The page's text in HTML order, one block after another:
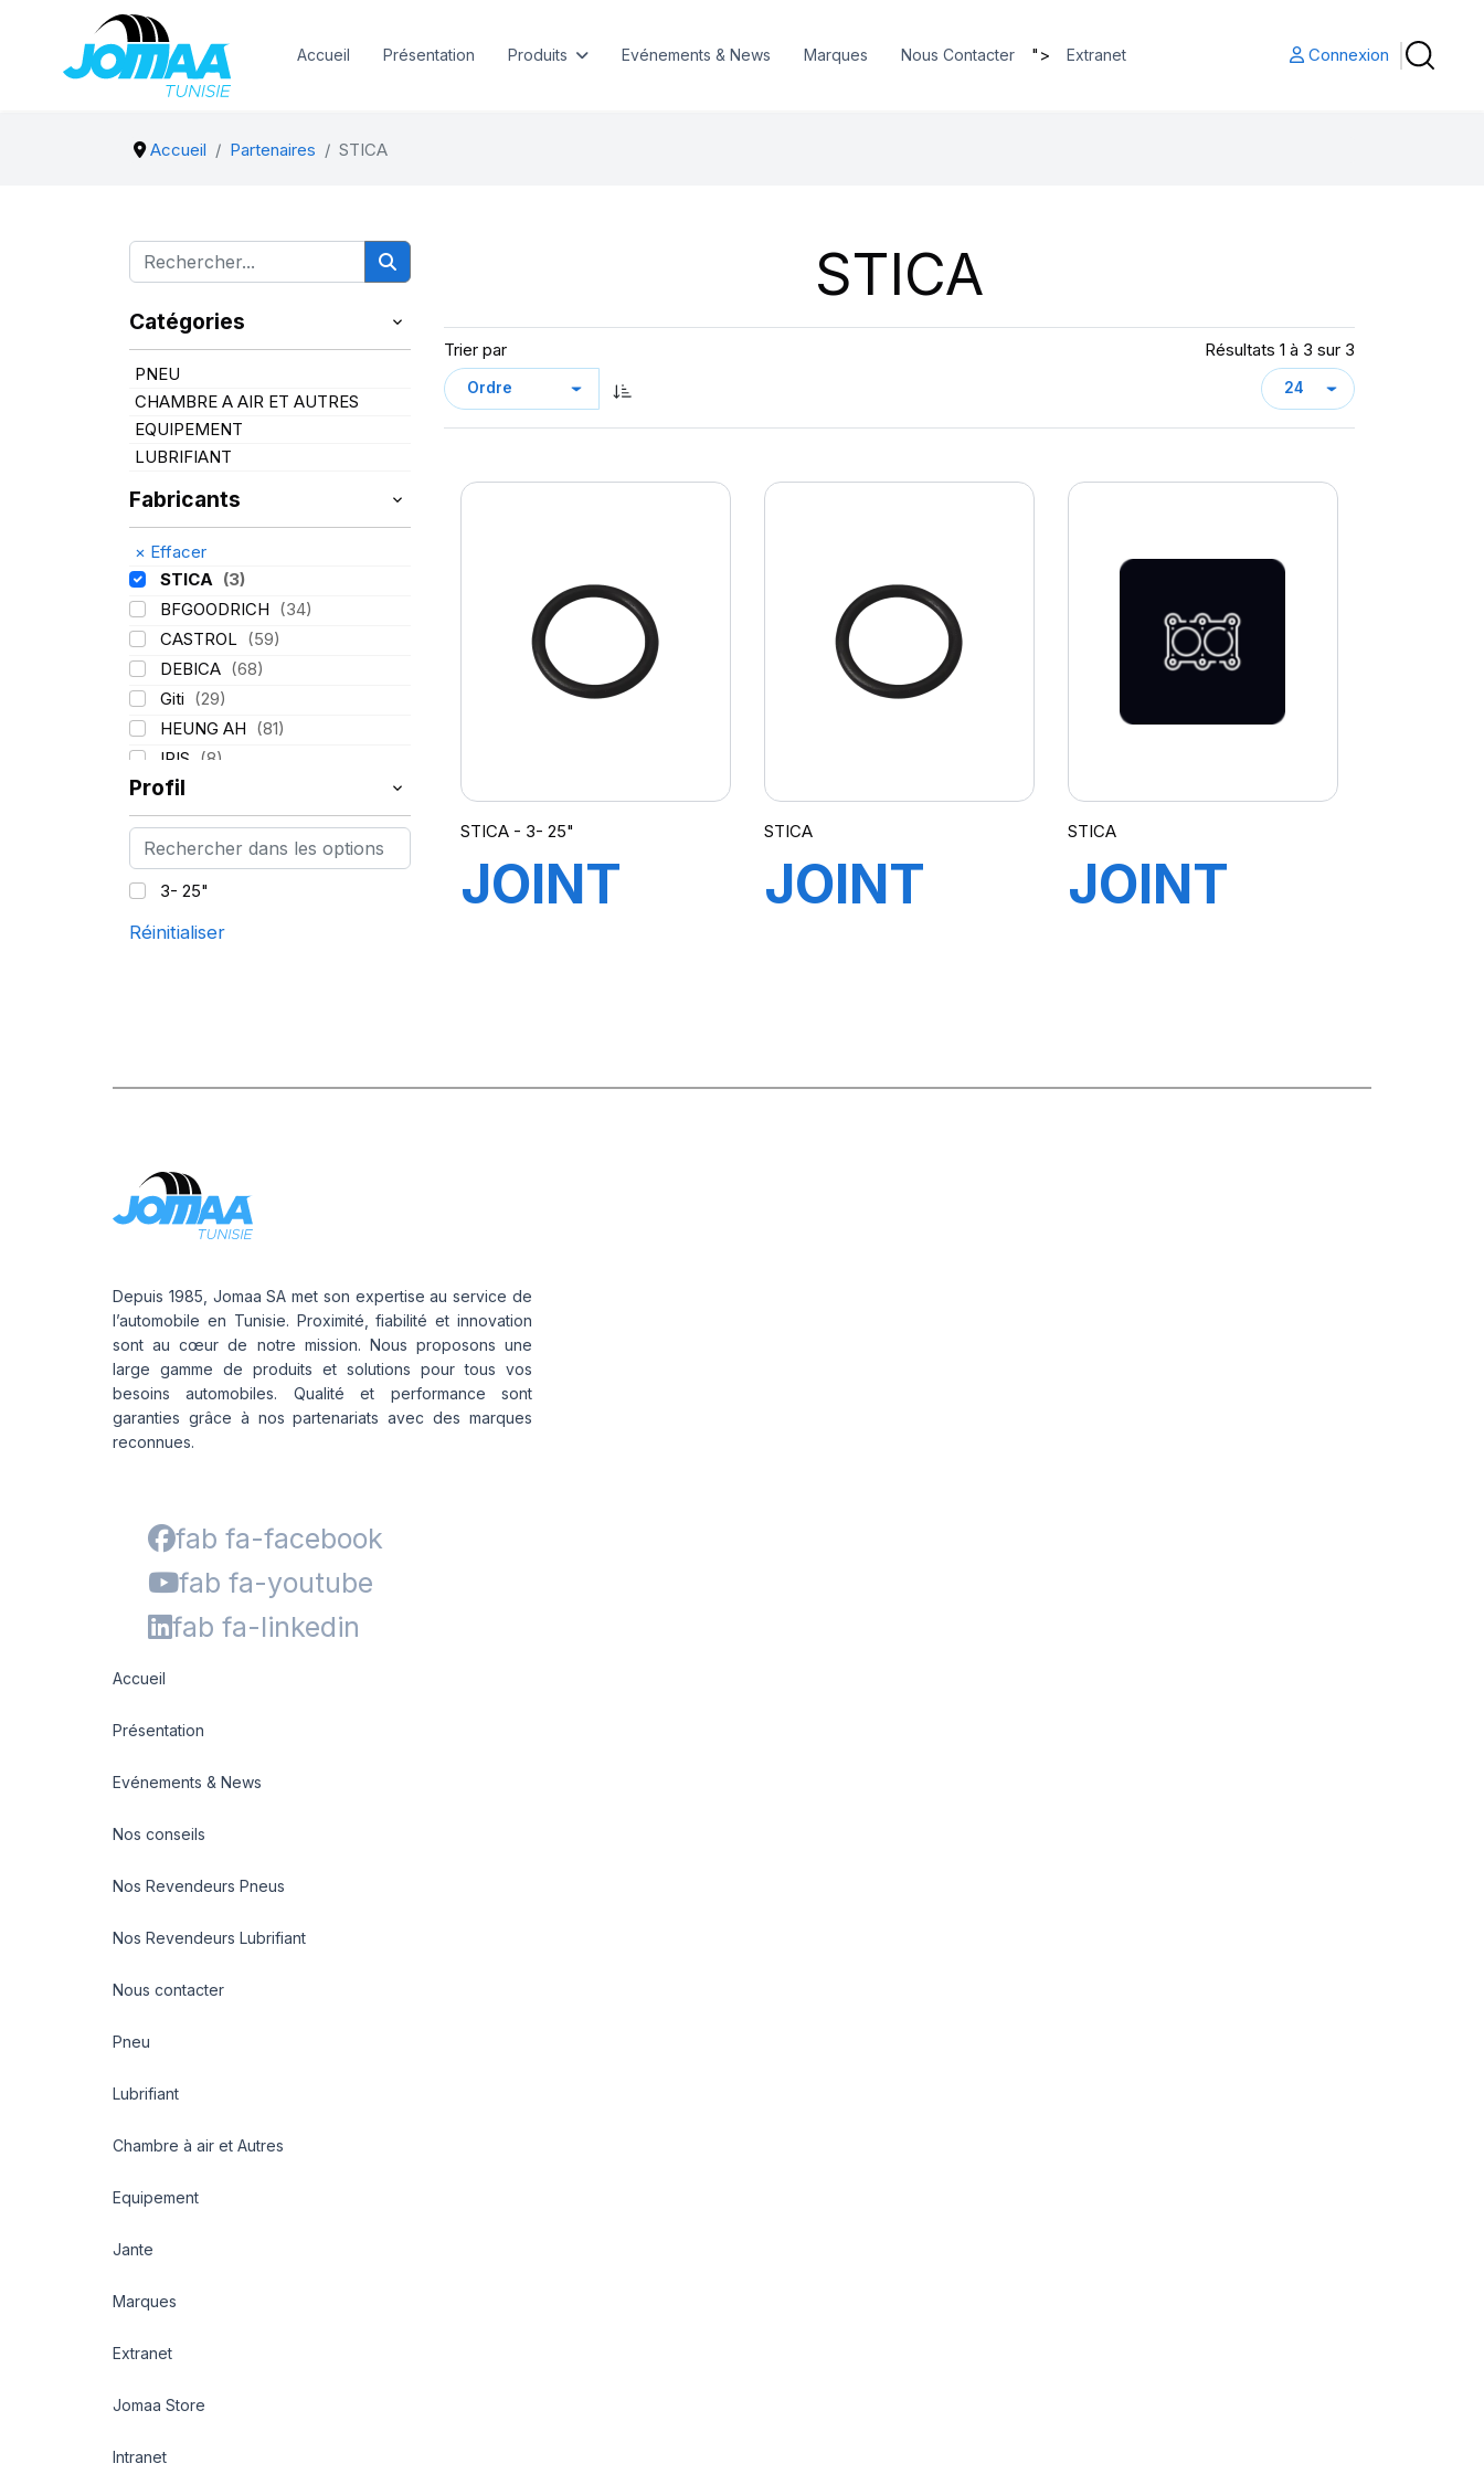
Accueil Présentation Produits Evénements & News Marques Nous Contacter "> Extranet Connexion
Accueil Partenaires STICA
Catégories
PNEU
CHAMBRE A AIR ET AUTRES
EQUIPEMENT
LUBRIFIANT
Fabricants
× Effacer
STICA (3)
BFGOODRICH (34)
CASTROL (59)
DEBICA (68)
Giti (29)
HEUNG AH (81)
IRIS (8)
ITALMATIC
KLEBER (116)
LASSA (174)
MITAS (95)
SIOC (23)
Profil
3- 25"
Réinitialiser
STICA
Trier par Résultats 1 à 3 sur 3
STICA - 3- 25"
JOINT
25''
STICA
JOINT
25''
STICA
JOINT
33"
Depuis 1985, Jomaa SA met son expertise au service de
l’automobile en Tunisie. Proximité, fiabilité et innovation
sont au cœur de notre mission. Nous proposons une
large gamme de produits et solutions pour tous vos
besoins automobiles. Qualité et performance sont
garanties grâce à nos partenariats avec des marques
reconnues.
fab fa-facebook
fab fa-youtube
fab fa-linkedin
Accueil
Présentation
Evénements & News
Nos conseils
Nos Revendeurs Pneus
Nos Revendeurs Lubrifiant
Nous contacter
Pneu
Lubrifiant
Chambre à air et Autres
Equipement
Jante
Marques
Extranet
Jomaa Store
Intranet